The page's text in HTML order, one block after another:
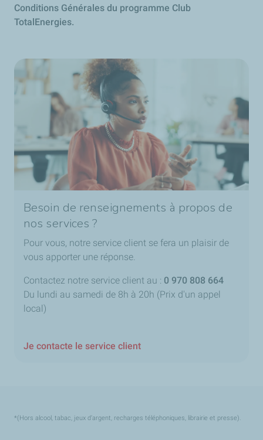
Conditions Générales du programme Club
TotalEnergies.
Besoin de renseignements à propos de
nos services ?
Pour vous, notre service client se fera un plaisir de
vous apporter une réponse.
Contactez notre service client au : 0 970 808 664
Du lundi au samedi de 8h à 20h (Prix d'un appel
local)
Je contacte le service client
*(Hors alcool, tabac, jeux d’argent, recharges téléphoniques, librairie et presse).